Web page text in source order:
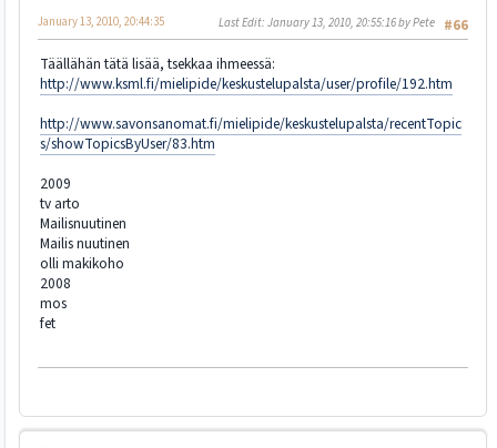
#66
January 13, 2010, 20:44:35 Last Edit: January 13, 2010, 20:55:16 by Pete
Täällähän tätä lisää, tsekkaa ihmeessä:
http://www.ksml.fi/mielipide/keskustelupalsta/user/profile/192.htm
http://www.savonsanomat.fi/mielipide/keskustelupalsta/recentTopic
s/showTopicsByUser/83.htm
2009
tv arto
Mailisnuutinen
Mailis nuutinen
olli makikoho
2008
mos
fet